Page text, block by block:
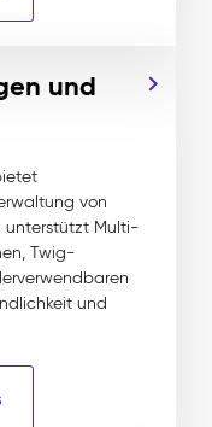
und
von
unterstützt Multi-
Twig-
und